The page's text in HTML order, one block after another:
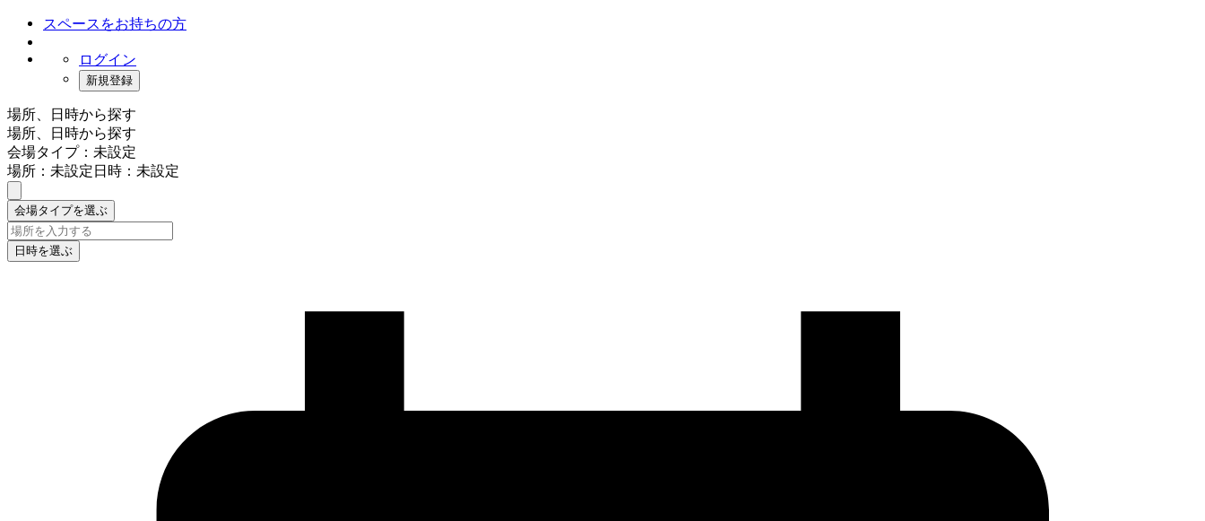
スペースをお持ちの方
ログイン
新規登録
場所、日時から探す
場所、日時から探す
会場タイプ：未設定
場所：未設定日時：未設定
会場タイプを選ぶ
日時を選ぶ